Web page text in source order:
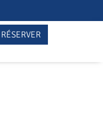
RÉSERVER